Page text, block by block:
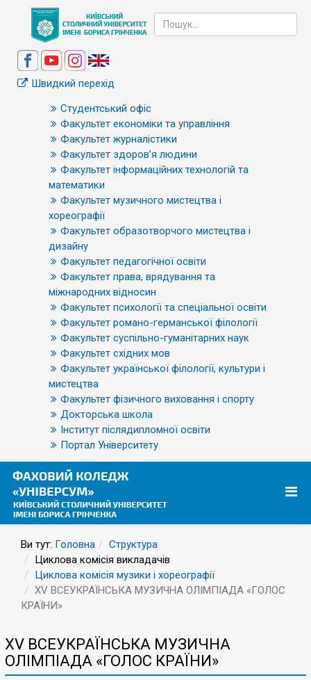
Швидкий перехід
Студентський офіс
Факультет економіки та управління
Факультет журналістики
Факультет здоров’я людини
Факультет інформаційних технологій та
математики
Факультет музичного мистецтва і
хореографії
Факультет образотворчого мистецтва і
дизайну
Факультет педагогічної освіти
Факультет права, врядування та
міжнародних відносин
Факультет психології та спеціальної освіти
Факультет романо-германської філології
Факультет суспільно-гуманітарних наук
Факультет східних мов
Факультет української філології, культури і
мистецтва
Факультет фізичного виховання і спорту
Докторська школа
Інститут післядипломної освіти
Портал Університету
Ви тут: Головна
Структура
Циклова комісія викладачів
Циклова комісія музики і хореографії
XV ВСЕУКРАЇНСЬКА МУЗИЧНА ОЛІМПІАДА «ГОЛОС
КРАЇНИ»
XV ВСЕУКРАЇНСЬКА МУЗИЧНА
ОЛІМПІАДА «ГОЛОС КРАЇНИ»